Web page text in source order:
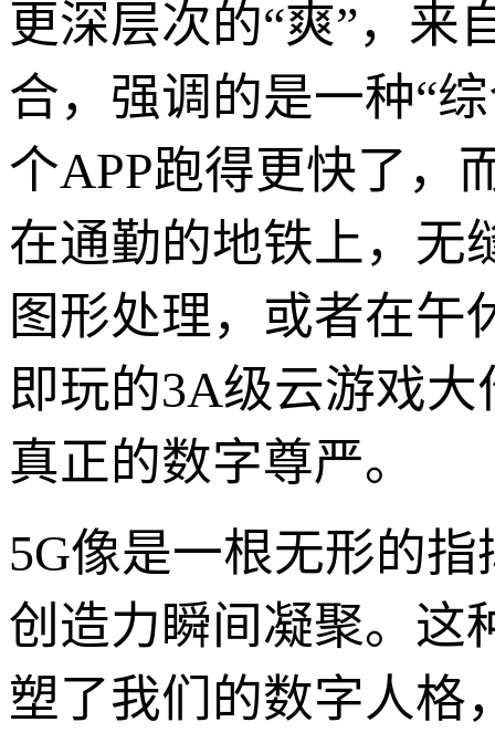
更深层次的“爽”，来
合，强调的是一种“
个APP跑得更快了，
在通勤的地铁上，无
图形处理，或者在午
即玩的3A级云游戏
真正的数字尊严。
5G像是一根无形的
创造力瞬间凝聚。这
塑了我们的数字人格